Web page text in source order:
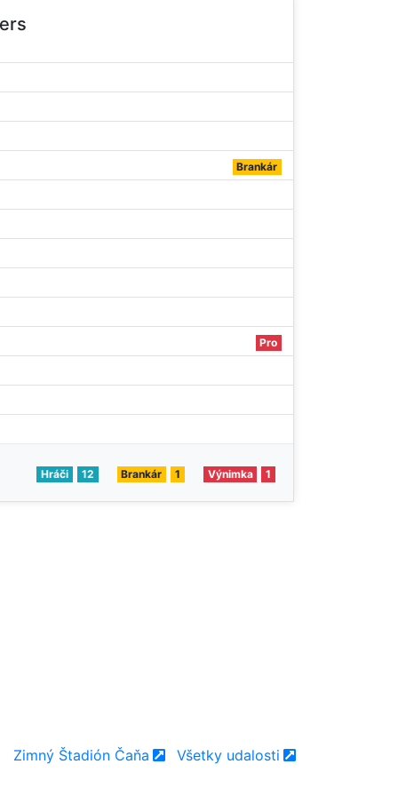
Brankár
Pro
Hráči 12 Brankár 1 Výnimka 1
Zimný Štadión Čaňa Všetky udalosti